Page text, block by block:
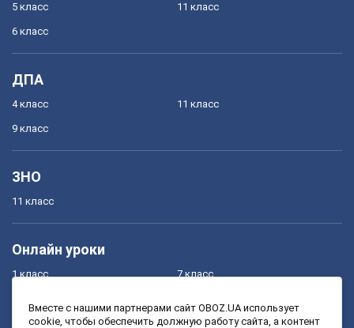
5 класс
6 класс
11 класс
ДПА
4 класс
9 класс
11 класс
ЗНО
11 класс
Онлайн уроки
1 класс
3 класс
7 класс
9 класс
Вместе с нашими партнерами сайт OBOZ.UA использует
cookie, чтобы обеспечить должную работу сайта, а контент